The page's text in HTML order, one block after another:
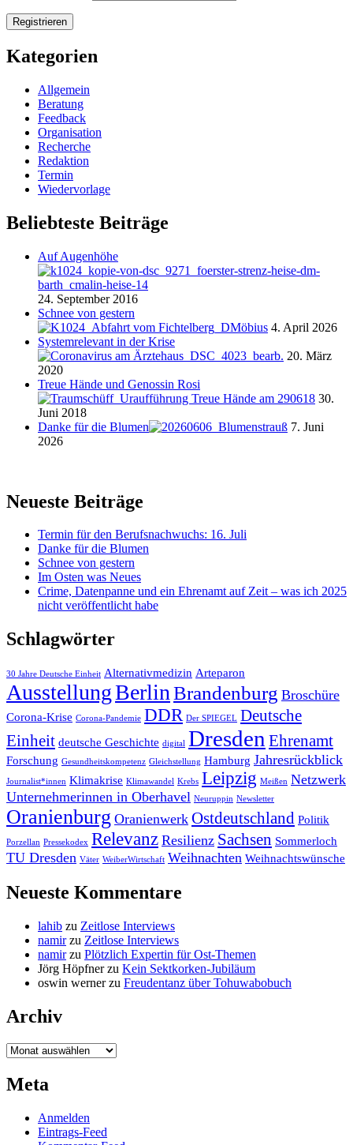
Kategorien
Allgemein
Beratung
Feedback
Organisation
Recherche
Redaktion
Termin
Wiedervorlage
Beliebteste Beiträge
Auf Augenhöhe
24. September 2016
Schnee von gestern
4. April 2026
Systemrelevant in der Krise
20. März
2020
Treue Hände und Genossin Rosi
30.
Juni 2018
Danke für die Blumen
7. Juni
2026
Neueste Beiträge
Termin für den Berufsnachwuchs: 16. Juli
Danke für die Blumen
Schnee von gestern
Im Osten was Neues
Crime, Datenpanne und ein Ehrenamt auf Zeit – was ich 2025
nicht veröffentlicht habe
Schlagwörter
30 Jahre Deutsche Einheit Alternativmedizin Arteparon
AusstellungBerlinBrandenburg Broschüre
Corona-Krise Corona-Pandemie DDR Der SPIEGEL Deutsche
Einheit deutsche Geschichte digital Dresden Ehrenamt
Forschung Gesundheitskompetenz Gleichstellung Hamburg Jahresrückblick
Journalist*innen Klimakrise Klimawandel Krebs Leipzig Meißen Netzwerk
Unternehmerinnen in Oberhavel Neuruppin Newsletter
Oranienburg Oranienwerk Ostdeutschland Politik
Porzellan Pressekodex Relevanz Resilienz Sachsen Sommerloch
TU Dresden Väter WeiberWirtschaft Weihnachten Weihnachtswünsche
Neueste Kommentare
lahib zu Zeitlose Interviews
namirzu Zeitlose Interviews
namirzu Plötzlich Expertin für Ost-Themen
Jörg Höpfnerzu Kein Sektkorken-Jubiläum
oswin wernerzu Freudentanz über Tohuwabobuch
Archiv
Archiv
Meta
Anmelden
Eintrags-Feed